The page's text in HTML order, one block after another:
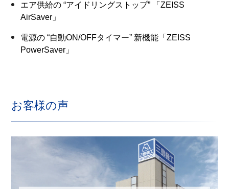
エア供給の “アイドリングストップ” 「ZEISS
AirSaver」
電源の “自動ON/OFFタイマー” 新機能「ZEISS
PowerSaver」
お客様の声